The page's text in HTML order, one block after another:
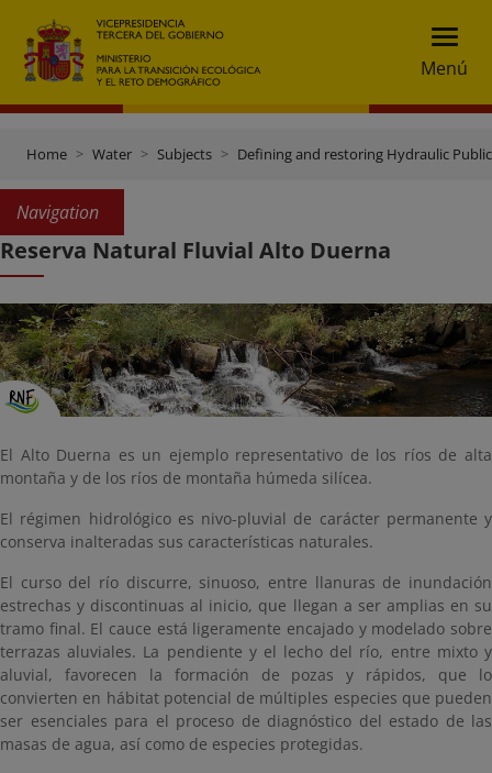
Menú
Home Water Subjects Defining and restoring Hydraulic
Navigation
Reserva Natural Fluvial Alto Duerna
El Alto Duerna es un ejemplo representativo de los ríos de alta
montaña y de los ríos de montaña húmeda silícea.
El régimen hidrológico es nivo-pluvial de carácter permanente y
conserva inalteradas sus características naturales.
El curso del río discurre, sinuoso, entre llanuras de inundación
estrechas y discontinuas al inicio, que llegan a ser amplias en su
tramo final. El cauce está ligeramente encajado y modelado sobre
terrazas aluviales. La pendiente y el lecho del río, entre mixto y
aluvial, favorecen la formación de pozas y rápidos, que lo
convierten en hábitat potencial de múltiples especies que pueden
ser esenciales para el proceso de diagnóstico del estado de las
masas de agua, así como de especies protegidas.